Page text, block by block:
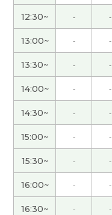
コメントに中国語
方がいますが、同
25分ですら長く感
ださい。
谢谢老师，中国語
がとうございます
( 男性 )
老師也辛苦了 下次見
谢谢了！是很开心
12:30~ - -
13:00~ - -
13:30~ - -
14:00~ - -
14:30~ - -
15:00~ - -
15:30~ - -
16:00~ - -
16:30~ - -